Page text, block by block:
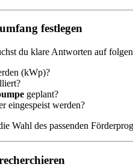
festlegen
du klare Antworten auf
(kWp)?
geplant?
eingespeist werden?
Wahl des passenden